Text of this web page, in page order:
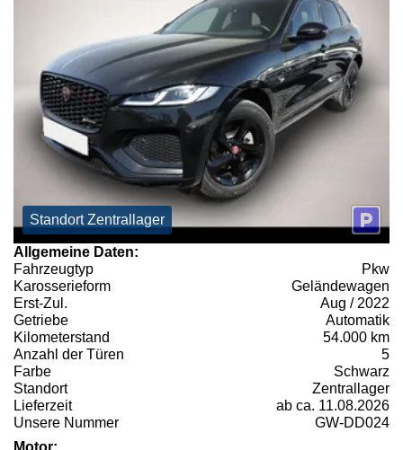
Standort Zentrallager
Allgemeine Daten:
Fahrzeugtyp
Pkw
Karosserieform
Geländewagen
Erst-Zul.
Aug / 2022
Getriebe
Automatik
Kilometerstand
54.000 km
Anzahl der Türen
5
Farbe
Schwarz
Standort
Zentrallager
Lieferzeit
ab ca. 11.08.2026
Unsere Nummer
GW-DD024